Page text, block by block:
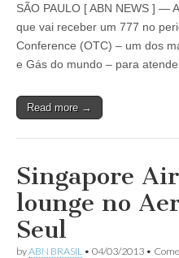
SÃO PAULO [ ABN NEWS ] —
que vai receber um 777 no
Conference (OTC) – um dos
e Gás do mundo – para
Read more →
Singapore
lounge no
Seul
byABN BRASIL • 04/03/2013 •